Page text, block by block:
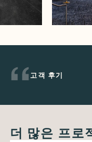
고객 후기
더 많은 프로